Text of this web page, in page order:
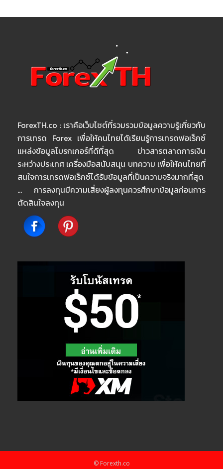
ForexTH.co : เราคือเว็บไซต์ที่รวมรวมข้อมูลความรู้เกี่ยวกับ
การเทรด Forex เพื่อให้คนไทยได้เรียนรู้การเทรดฟอเร็กซ์
แหล่งข้อมูลโบรกเกอร์ที่ดีที่สุด ข่าวสารตลาดการเงิน
ระหว่างประเทศ เครื่องมือสนับสนุน บทความ เพื่อให้คนไทยที่
สนใจการเทรดฟอเร็กซ์ได้รับข้อมูลที่เป็นความจริงมากที่สุด
… การลงทุนมีความเสี่ยงผู้ลงทุนควรศึกษาข้อมูลก่อนการ
ตัดสินใจลงทุน
© Forexth.co